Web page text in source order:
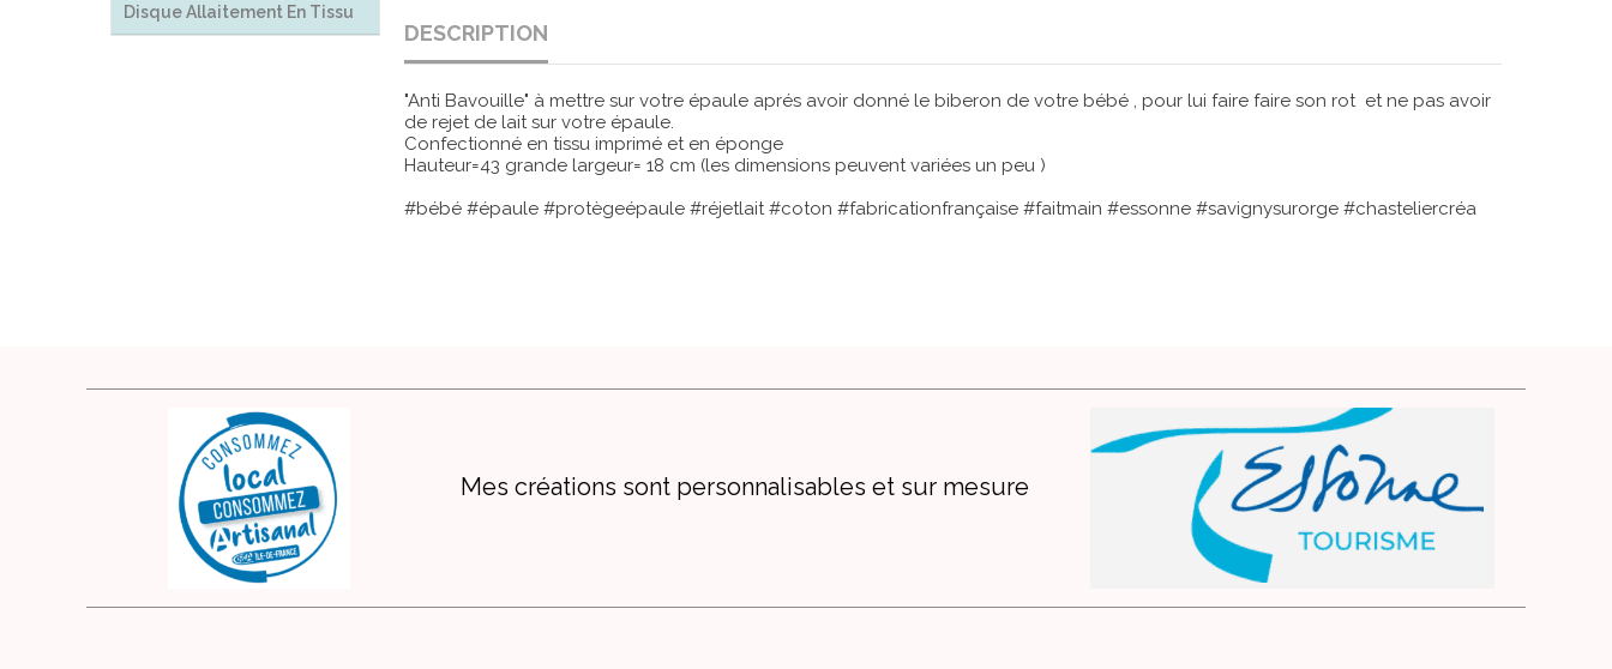
Disque Allaitement En Tissu
DESCRIPTION
"Anti Bavouille" à mettre sur votre épaule aprés avoir donné le biberon de votre bébé , pour lui faire faire son rot et ne pas avoir
de rejet de lait sur votre épaule.
Confectionné en tissu imprimé et en éponge
Hauteur=43 grande largeur= 18 cm (les dimensions peuvent variées un peu )
#bébé #épaule #protègeépaule #réjetlait #coton #fabricationfrançaise #faitmain #essonne #savignysurorge #chasteliercréa
Mes créations sont personnalisables et sur mesure